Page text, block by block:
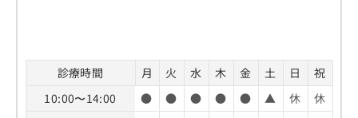
診療時間 月 火 水 木 金 土 日
祝
10:00〜14:00
● ● ● ● ● ▲ 休
休